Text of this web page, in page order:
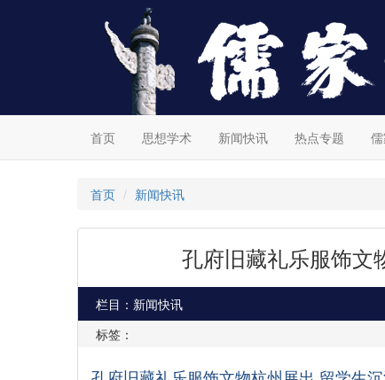
首页 思想学术 新闻快讯 热点专题
首页 新闻快讯
孔府旧藏礼乐服饰文
栏目：新闻快讯
标签：